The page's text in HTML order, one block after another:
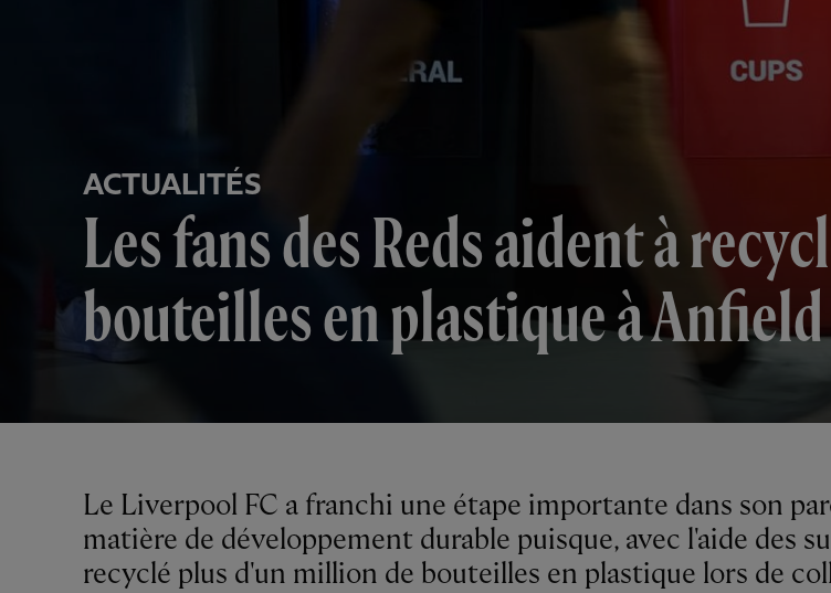
ACTUALITÉS
Les fans des Reds aident à
bouteilles en plastique à Anfield
Le Liverpool FC a franchi une étape importante dans son parcours continu en
matière de développement durable puisque, avec l'aide des
recyclé plus d'un million de bouteilles en plastique lors de